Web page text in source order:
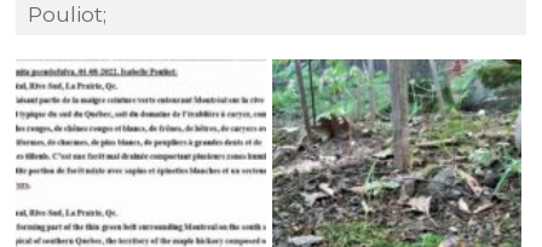
Pouliot;